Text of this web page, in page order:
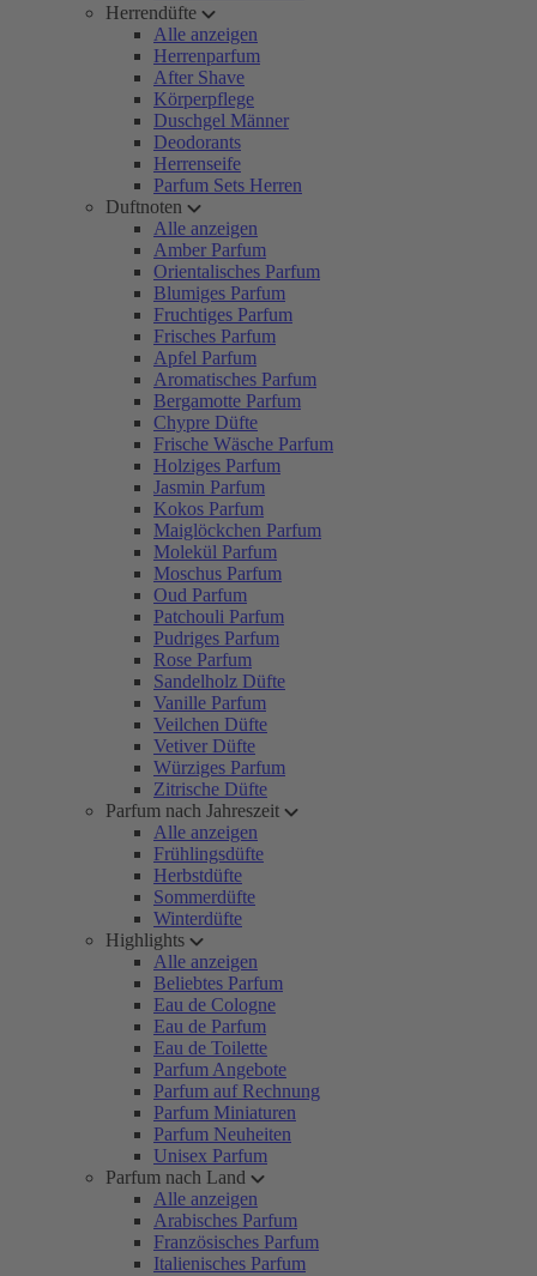
Herrendüfte
Alle anzeigen
Herrenparfum
After Shave
Körperpflege
Duschgel Männer
Deodorants
Herrenseife
Parfum Sets Herren
Duftnoten
Alle anzeigen
Amber Parfum
Orientalisches Parfum
Blumiges Parfum
Fruchtiges Parfum
Frisches Parfum
Apfel Parfum
Aromatisches Parfum
Bergamotte Parfum
Chypre Düfte
Frische Wäsche Parfum
Holziges Parfum
Jasmin Parfum
Kokos Parfum
Maiglöckchen Parfum
Molekül Parfum
Moschus Parfum
Oud Parfum
Patchouli Parfum
Pudriges Parfum
Rose Parfum
Sandelholz Düfte
Vanille Parfum
Veilchen Düfte
Vetiver Düfte
Würziges Parfum
Zitrische Düfte
Parfum nach Jahreszeit
Alle anzeigen
Frühlingsdüfte
Herbstdüfte
Sommerdüfte
Winterdüfte
Highlights
Alle anzeigen
Beliebtes Parfum
Eau de Cologne
Eau de Parfum
Eau de Toilette
Parfum Angebote
Parfum auf Rechnung
Parfum Miniaturen
Parfum Neuheiten
Unisex Parfum
Parfum nach Land
Alle anzeigen
Arabisches Parfum
Französisches Parfum
Italienisches Parfum